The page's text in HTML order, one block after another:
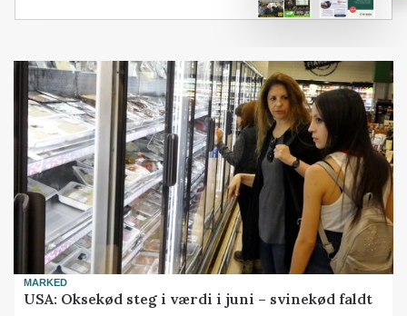
MARKED
USA: Oksekød steg i værdi i juni – svinekød faldt